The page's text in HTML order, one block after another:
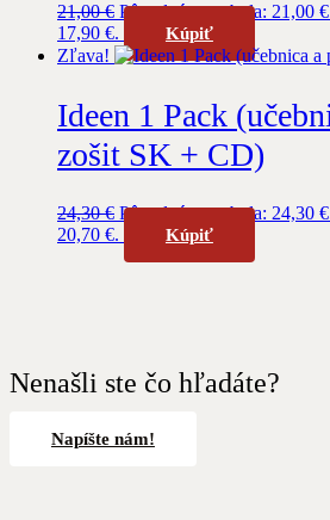
21,00€ Pôvodná cena bola: 21,00
17,90 €.
Kúpiť
Zľava!
Ideen 1 Pack
zošit SK + CD)
24,30€ Pôvodná cena bola: 24,30
20,70 €.
Kúpiť
Nenašli ste čo hľadáte?
Napíšte nám!